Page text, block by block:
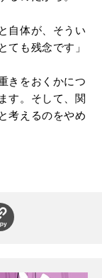
自体が、そうい
ても残念です」
きをおくかにつ
す。そして、関
考えるのをやめ